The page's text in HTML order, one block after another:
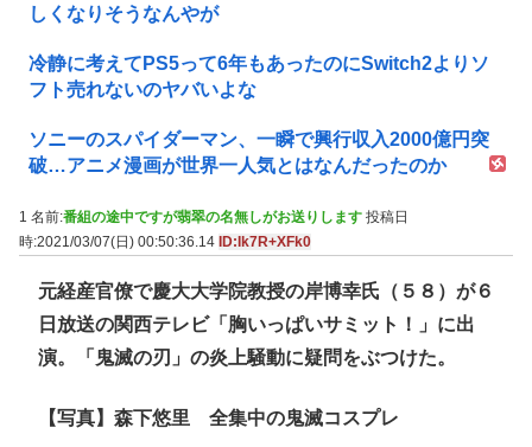
しくなりそうなんやが
冷静に考えてPS5って6年もあったのにSwitch2よりソ
フト売れないのヤバいよな
ソニーのスパイダーマン、一瞬で興行収入2000億円突
破…アニメ漫画が世界一人気とはなんだったのか
1 名前:番組の途中ですが翡翠の名無しがお送りします 投稿日
時:2021/03/07(日) 00:50:36.14 ID:Ik7R+XFk0
元経産官僚で慶大大学院教授の岸博幸氏（５８）が６
日放送の関西テレビ「胸いっぱいサミット！」に出
演。「鬼滅の刃」の炎上騒動に疑問をぶつけた。
【写真】森下悠里 全集中の鬼滅コスプレ